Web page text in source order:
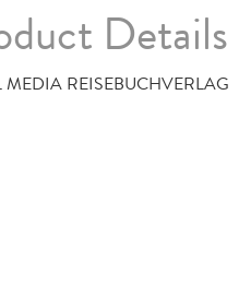
Details
REISEBUCHVERLAG